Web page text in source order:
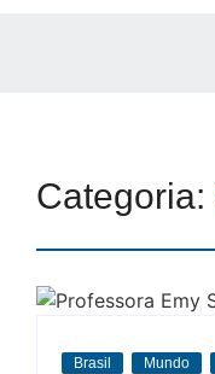
Categoria:
Brasil Mundo